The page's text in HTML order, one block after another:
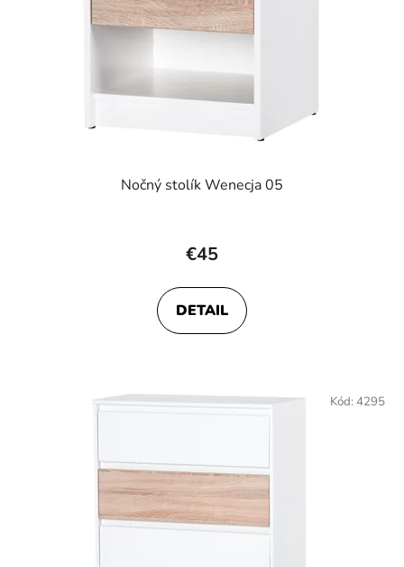
Nočný stolík Wenecja 05
€45
DETAIL
Kód: 4295